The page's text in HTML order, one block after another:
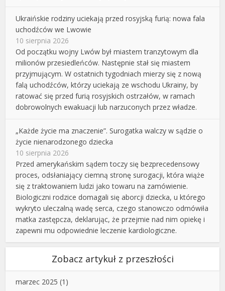
Ukraińskie rodziny uciekają przed rosyjską furią: nowa fala
uchodźców we Lwowie
10 sierpnia 2026
Od początku wojny Lwów był miastem tranzytowym dla
milionów przesiedleńców. Następnie stał się miastem
przyjmującym. W ostatnich tygodniach mierzy się z nową
falą uchodźców, którzy uciekają ze wschodu Ukrainy, by
ratować się przed furią rosyjskich ostrzałów, w ramach
dobrowolnych ewakuacji lub narzuconych przez władze.
„Każde życie ma znaczenie”. Surogatka walczy w sądzie o
życie nienarodzonego dziecka
10 sierpnia 2026
Przed amerykańskim sądem toczy się bezprecedensowy
proces, odsłaniający ciemną stronę surogacji, która wiąże
się z traktowaniem ludzi jako towaru na zamówienie.
Biologiczni rodzice domagali się aborcji dziecka, u którego
wykryto uleczalną wadę serca, czego stanowczo odmówiła
matka zastępcza, deklarując, że przejmie nad nim opiekę i
zapewni mu odpowiednie leczenie kardiologiczne.
Zobacz artykuł z przeszłości
marzec 2025 (1)